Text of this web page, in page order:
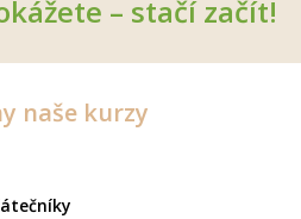
– stačí začít!
naše kurzy